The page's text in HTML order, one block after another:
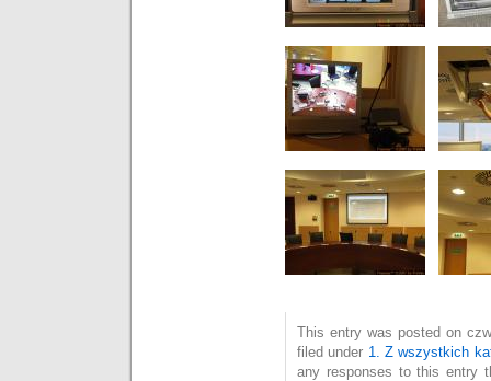
This entry was posted on
filed under 1. Z wszystkich
any responses to this entry